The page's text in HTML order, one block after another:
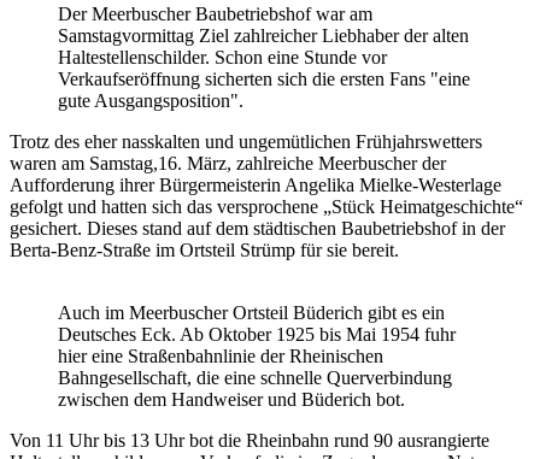
Der Meerbuscher Baubetriebshof war am
Samstagvormittag Ziel zahlreicher Liebhaber der alten
Haltestellenschilder. Schon eine Stunde vor
Verkaufseröffnung sicherten sich die ersten Fans "eine
gute Ausgangsposition".
Trotz des eher nasskalten und ungemütlichen Frühjahrswetters
waren am Samstag,16. März, zahlreiche Meerbuscher der
Aufforderung ihrer Bürgermeisterin Angelika Mielke-Westerlage
gefolgt und hatten sich das versprochene „Stück Heimatgeschichte“
gesichert. Dieses stand auf dem städtischen Baubetriebshof in der
Berta-Benz-Straße im Ortsteil Strümp für sie bereit.
Auch im Meerbuscher Ortsteil Büderich gibt es ein
Deutsches Eck. Ab Oktober 1925 bis Mai 1954 fuhr
hier eine Straßenbahnlinie der Rheinischen
Bahngesellschaft, die eine schnelle Querverbindung
zwischen dem Handweiser und Büderich bot.
Von 11 Uhr bis 13 Uhr bot die Rheinbahn rund 90 ausrangierte